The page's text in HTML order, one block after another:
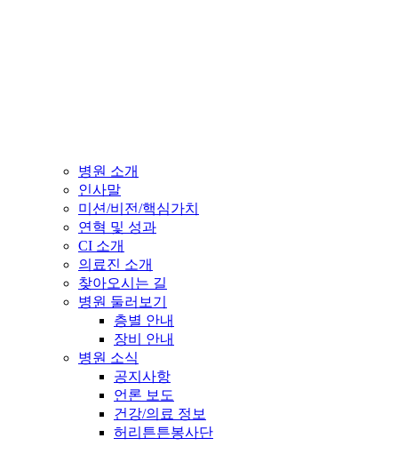
병원 소개
인사말
미션/비전/핵심가치
연혁 및 성과
CI 소개
의료진 소개
찾아오시는 길
병원 둘러보기
층별 안내
장비 안내
병원 소식
공지사항
언론 보도
건강/의료 정보
허리튼튼봉사단